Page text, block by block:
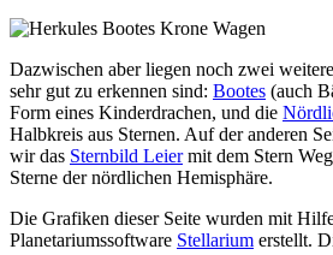
Dazwischen aber liegen noch zwei
sehr gut zu erkennen sind: Bootes (auch
Form eines Kinderdrachen, und die
Halbkreis aus Sternen. Auf der anderen
wir das Sternbild Leiermit dem Stern
Sterne der nördlichen Hemisphäre.
Die Grafiken dieser Seite wurden mit
Planetariumssoftware Stellarium erstellt.